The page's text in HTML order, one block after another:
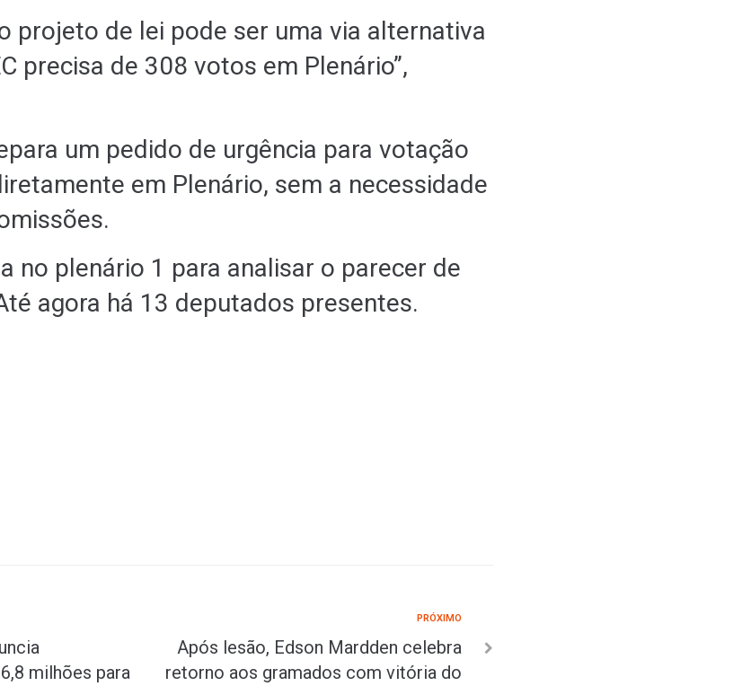
projeto de lei pode ser uma via alternativa
precisa de 308 votos em Plenário”,
um pedido de urgência para votação
em Plenário, sem a necessidade
no plenário 1 para analisar o parecer de
agora há 13 deputados presentes.
milhões para
PRÓXIMO
Após lesão, Edson Mardden celebra
retorno aos gramados com vitória do